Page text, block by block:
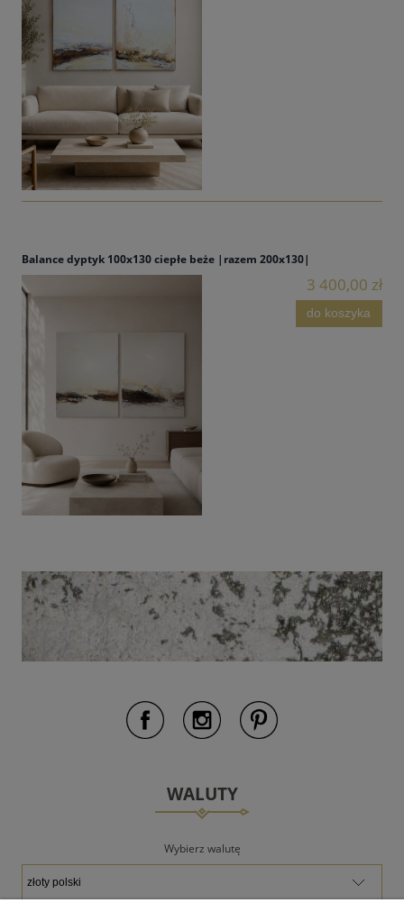
Balance dyptyk 100x130 ciepłe beże |razem 200x130|
3 400,00 zł
do koszyka
WALUTY
Wybierz walutę